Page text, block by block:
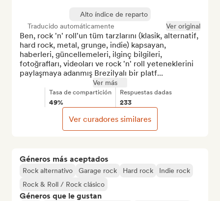
Géneros más aceptados
Rock alternativo Garage rock Hard rock
Indie rock
Rock & Roll / Rock clásico
Géneros que le gustan
Alto índice de reparto
Traducido automáticamente
Ver original
Ben, rock 'n' roll'un tüm tarzlarını (klasik, alternatif,
hard rock, metal, grunge, indie) kapsayan,
haberleri, güncellemeleri, ilginç bilgileri,
fotoğrafları, videoları ve rock 'n' roll yeteneklerini
paylaşmaya adanmış Brezilyalı bir platf...
Ver más
Tasa de compartición
49%
Respuestas dadas
233
Ver curadores similares